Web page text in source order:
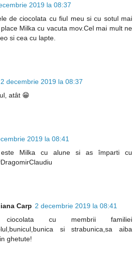
2019 la 08:37
de ciocolata cu fiul meu si cu sotul mai
Milka cu vacuta mov.Cel mai mult ne
si cea cu lapte.
2 decembrie 2019 la 08:37
atât 😁
2019 la 08:41
este Milka cu alune si as împarti cu
Carp 2 decembrie 2019 la 08:41
cu membrii familiei
si strabunica,sa aiba
ghetute!